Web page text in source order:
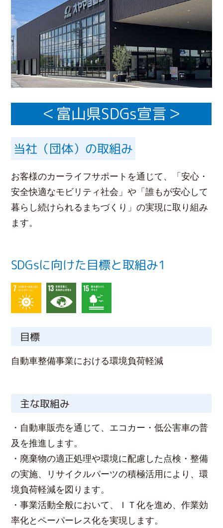
＜富山県SDGs宣言＞
当社（団体）の取組み
お客様のカーライフサポートを通じて、「安心・
安全快適なモビリティ社会」や「誰もが安心して
暮らし続けられるまちづくり」の実現に取り組み
ます。
SDGsに向けた目標と取組み1
目標
自動車整備事業における環境負荷軽減
主な取組み
・自動車販売を通じて、エコカー・低公害車の普
及を推進します。
・廃棄物の適正処理や環境に配慮した点検・整備
の実施、リサイクルパーツの積極活用により、環
境負荷軽減を図ります。
・事業活動全般において、ＩＴ化を進め、作業効
率化とペーパーレス化を実現します。